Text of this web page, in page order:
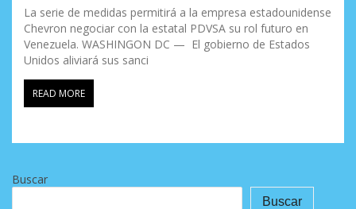
La serie de medidas permitirá a la empresa estadounidense
Chevron negociar con la estatal PDVSA su rol futuro en
Venezuela. WASHINGON DC — El gobierno de Estados
Unidos aliviará sus sanci
READ MORE
Buscar
Buscar